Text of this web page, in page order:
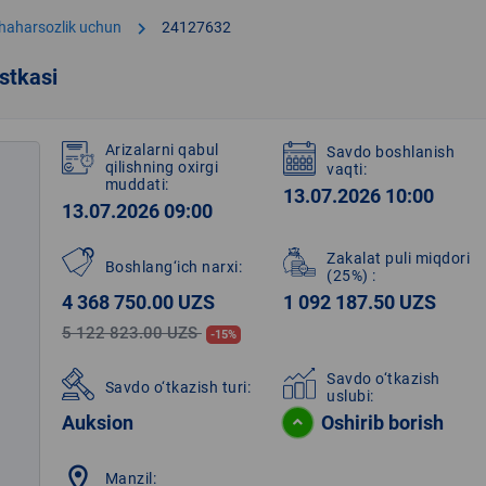
uchun chevron_right 24127632
Arizalarni qabul
qilishning oxirgi
muddati:
13.07.2026 09:00
Savdo boshlanish
vaqti:
13.07.2026 10:00
Boshlang‘ich narxi:
4 368 750.00 UZS
5 122 823.00 UZS -15%
Zakalat puli miqdori
(25%) :
1 092 187.50 UZS
Savdo o‘tkazish turi:
Auksion
Savdo o‘tkazish
uslubi:
Oshirib borish
location_on Manzil: